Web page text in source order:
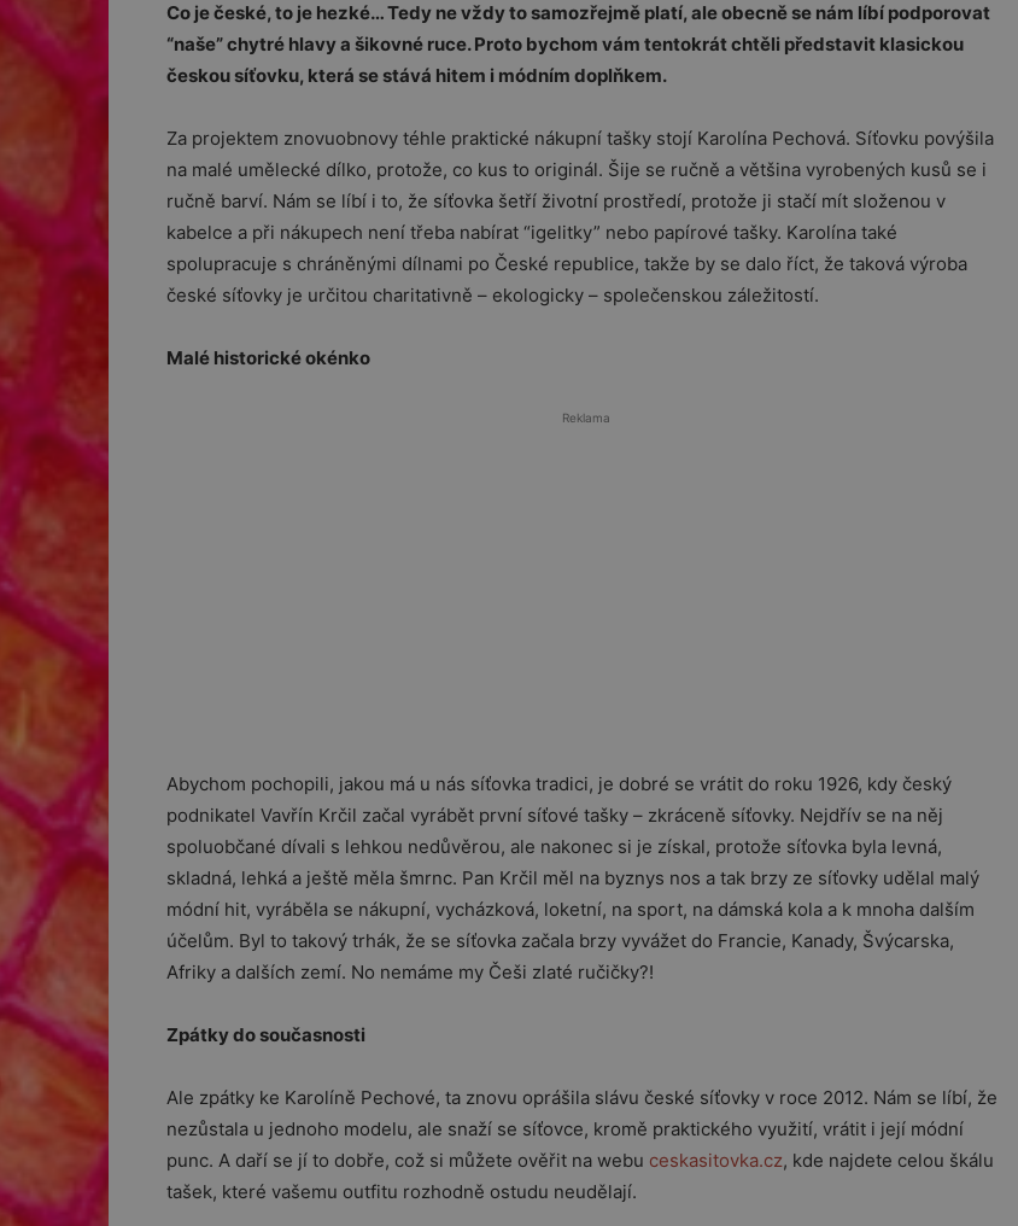
Co je české, to je hezké… Tedy ne vždy to samozřejmě platí, ale obecně se nám líbí podporovat
“naše” chytré hlavy a šikovné ruce. Proto bychom vám tentokrát chtěli představit klasickou
českou síťovku, která se stává hitem i módním doplňkem.
Za projektem znovuobnovy téhle praktické nákupní tašky stojí Karolína Pechová. Síťovku povýšila
na malé umělecké dílko, protože, co kus to originál. Šije se ručně a většina vyrobených kusů se i
ručně barví. Nám se líbí i to, že síťovka šetří životní prostředí, protože ji stačí mít složenou v
kabelce a při nákupech není třeba nabírat “igelitky” nebo papírové tašky. Karolína také
spolupracuje s chráněnými dílnami po České republice, takže by se dalo říct, že taková výroba
české síťovky je určitou charitativně – ekologicky – společenskou záležitostí.
Malé historické okénko
Reklama
Abychom pochopili, jakou má u nás síťovka tradici, je dobré se vrátit do roku 1926, kdy český
podnikatel Vavřín Krčil začal vyrábět první síťové tašky – zkráceně síťovky. Nejdřív se na něj
spoluobčané dívali s lehkou nedůvěrou, ale nakonec si je získal, protože síťovka byla levná,
skladná, lehká a ještě měla šmrnc. Pan Krčil měl na byznys nos a tak brzy ze síťovky udělal malý
módní hit, vyráběla se nákupní, vycházková, loketní, na sport, na dámská kola a k mnoha dalším
účelům. Byl to takový trhák, že se síťovka začala brzy vyvážet do Francie, Kanady, Švýcarska,
Afriky a dalších zemí. No nemáme my Češi zlaté ručičky?!
Zpátky do současnosti
Ale zpátky ke Karolíně Pechové, ta znovu oprášila slávu české síťovky v roce 2012. Nám se líbí, že
nezůstala u jednoho modelu, ale snaží se síťovce, kromě praktického využití, vrátit i její módní
punc. A daří se jí to dobře, což si můžete ověřit na webu ceskasitovka.cz, kde najdete celou škálu
tašek, které vašemu outfitu rozhodně ostudu neudělají.